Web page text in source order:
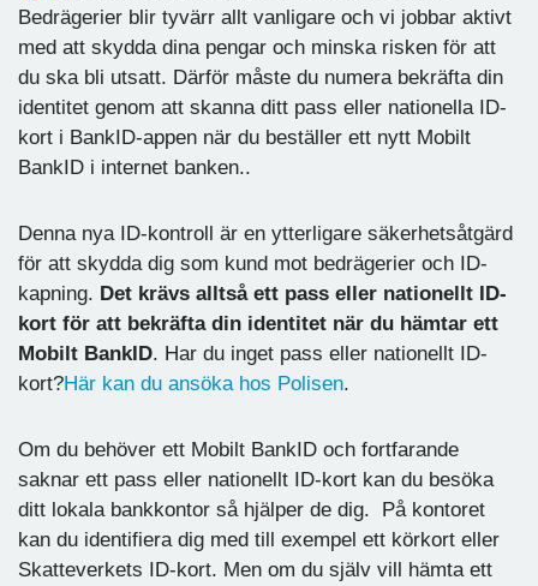
Bedrägerier blir tyvärr allt vanligare och vi jobbar aktivt
med att skydda dina pengar och minska risken för att
du ska bli utsatt. Därför måste du numera bekräfta din
identitet genom att skanna ditt pass eller nationella ID-
kort i BankID-appen när du beställer ett nytt Mobilt
BankID i internet banken..
Denna nya ID-kontroll är en ytterligare säkerhetsåtgärd
för att skydda dig som kund mot bedrägerier och ID-
kapning. Det krävs alltså ett pass eller nationellt ID-
kort för att bekräfta din identitet när du hämtar ett
Mobilt BankID. Har du inget pass eller nationellt ID-
kort?Här kan du ansöka hos Polisen.
Om du behöver ett Mobilt BankID och fortfarande
saknar ett pass eller nationellt ID-kort kan du besöka
ditt lokala bankkontor så hjälper de dig. På kontoret
kan du identifiera dig med till exempel ett körkort eller
Skatteverkets ID-kort. Men om du själv vill hämta ett